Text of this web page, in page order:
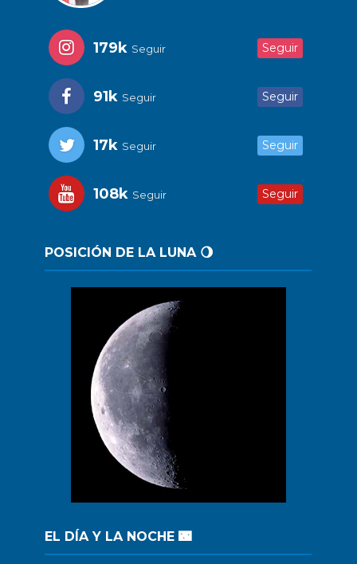
179k Seguir Seguir
91k Seguir Seguir
17k Seguir Seguir
108k Seguir Seguir
POSICIÓN DE LA LUNA 🌖
EL DÍA Y LA NOCHE 🌃